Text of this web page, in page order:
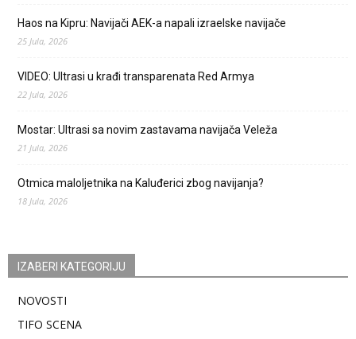
Haos na Kipru: Navijači AEK-a napali izraelske navijače
25 Jula, 2026
VIDEO: Ultrasi u krađi transparenata Red Armya
22 Jula, 2026
Mostar: Ultrasi sa novim zastavama navijača Veleža
21 Jula, 2026
Otmica maloljetnika na Kaluđerici zbog navijanja?
18 Jula, 2026
IZABERI KATEGORIJU
NOVOSTI
TIFO SCENA